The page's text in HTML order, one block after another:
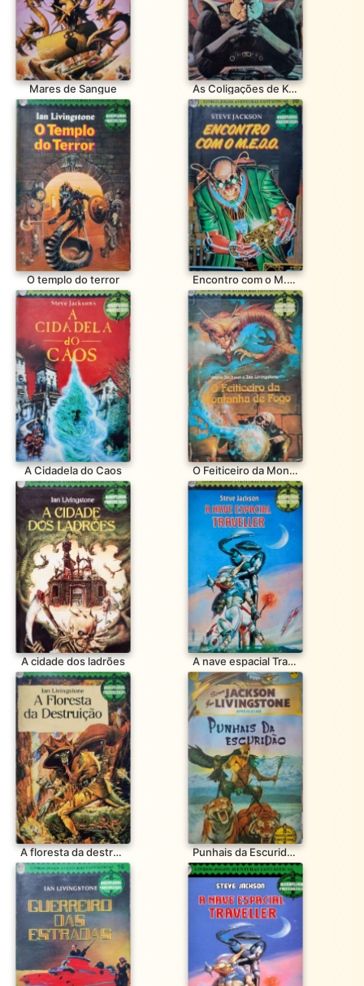
Mares de Sangue As Coligações de Kether
O templo do terror Encontro com o M.E.D.O.
A Cidadela do Caos O Feiticeiro da Montanha de Fogo
A cidade dos ladrões A nave espacial Traveller
A floresta da destruição Punhais da Escuridão